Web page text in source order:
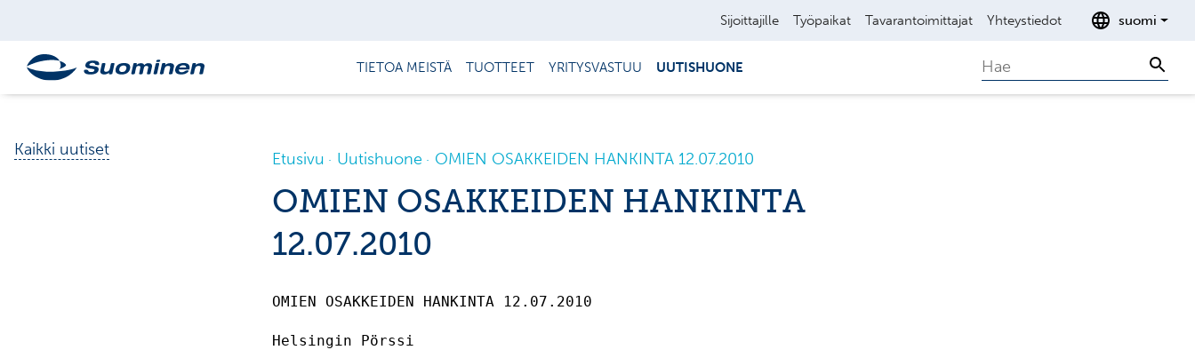
Sijoittajille Työpaikat Tavarantoimittajat Yhteystiedot suomi
TIETOA MEISTÄ TUOTTEET YRITYSVASTUU UUTISHUONE Search
Kaikki uutiset Etusivu Uutishuone OMIEN OSAKKEIDEN HANKINTA 12.07.2010
OMIEN OSAKKEIDEN HANKINTA
12.07.2010
OMIEN OSAKKEIDEN HANKINTA 12.07.2010
Helsingin Pörssi